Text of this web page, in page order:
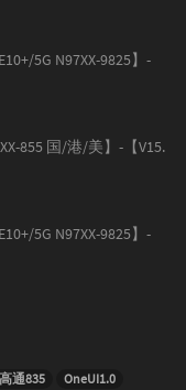
5G N97XX-9825】-
855 国/港/美】-【V15.
5G N97XX-9825】-
高通835 OneUI1.0